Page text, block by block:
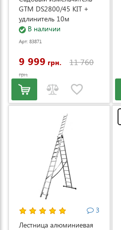
GTM DS2800/45 KIT +
удлинитель 10м
(DS2800/45_KIT+ext.cord)
В наличии
Арт: 83871
9 999 грн. 11 760
грн.
3
Лестница алюминиевая